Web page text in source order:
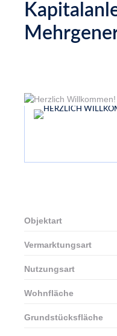
Objektart
Vermarktungsart
Nutzungsart
Wohnfläche
Grundstücksfläche